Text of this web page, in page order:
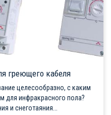
греющего кабеля
целесообразно, с каким
для инфракрасного пола?
и снеготаяния...